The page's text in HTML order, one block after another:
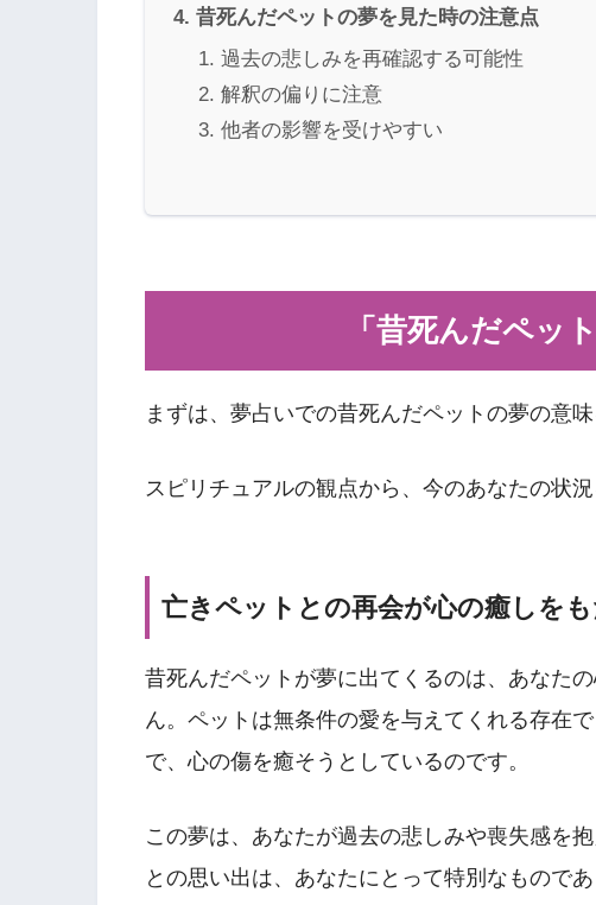
昔死んだペットの夢を見た時の注意点
過去の悲しみを再確認する可能性
解釈の偏りに注意
他者の影響を受けやすい
「昔死んだペッ
まずは、夢占いでの昔死んだペットの夢の意味
スピリチュアルの観点から、今のあなたの状
亡きペットとの再会が心の癒しを
昔死んだペットが夢に出てくるのは、あなた
ん。ペットは無条件の愛を与えてくれる存在
で、心の傷を癒そうとしているのです。
この夢は、あなたが過去の悲しみや喪失感を
との思い出は、あなたにとって特別なもので